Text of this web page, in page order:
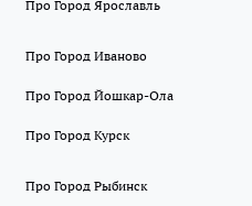
Про Город Ярославль
Про Город Иваново
Про Город Йошкар-Ола
Про Город Курск
Про Город Рыбинск